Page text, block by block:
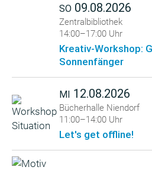
SO 09.08.2026
Zentralbibliothek
14:00–17:00 Uhr
Kreativ-Workshop:
Sonnenfänger
MI 12.08.2026
Bücherhalle Niendorf
11:00–14:00 Uhr
Let's get offline!